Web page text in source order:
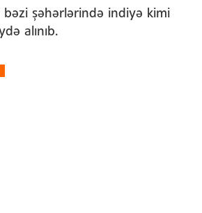
bəzi şəhərlərində indiyə kimi
alınıb.